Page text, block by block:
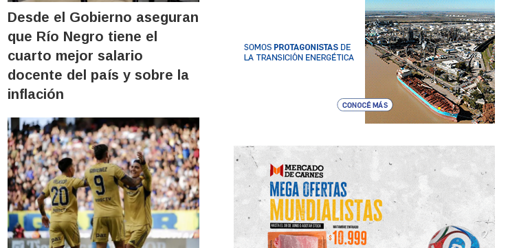
Desde el Gobierno aseguran
que Río Negro tiene el
cuarto mejor salario
docente del país y sobre la
inflación